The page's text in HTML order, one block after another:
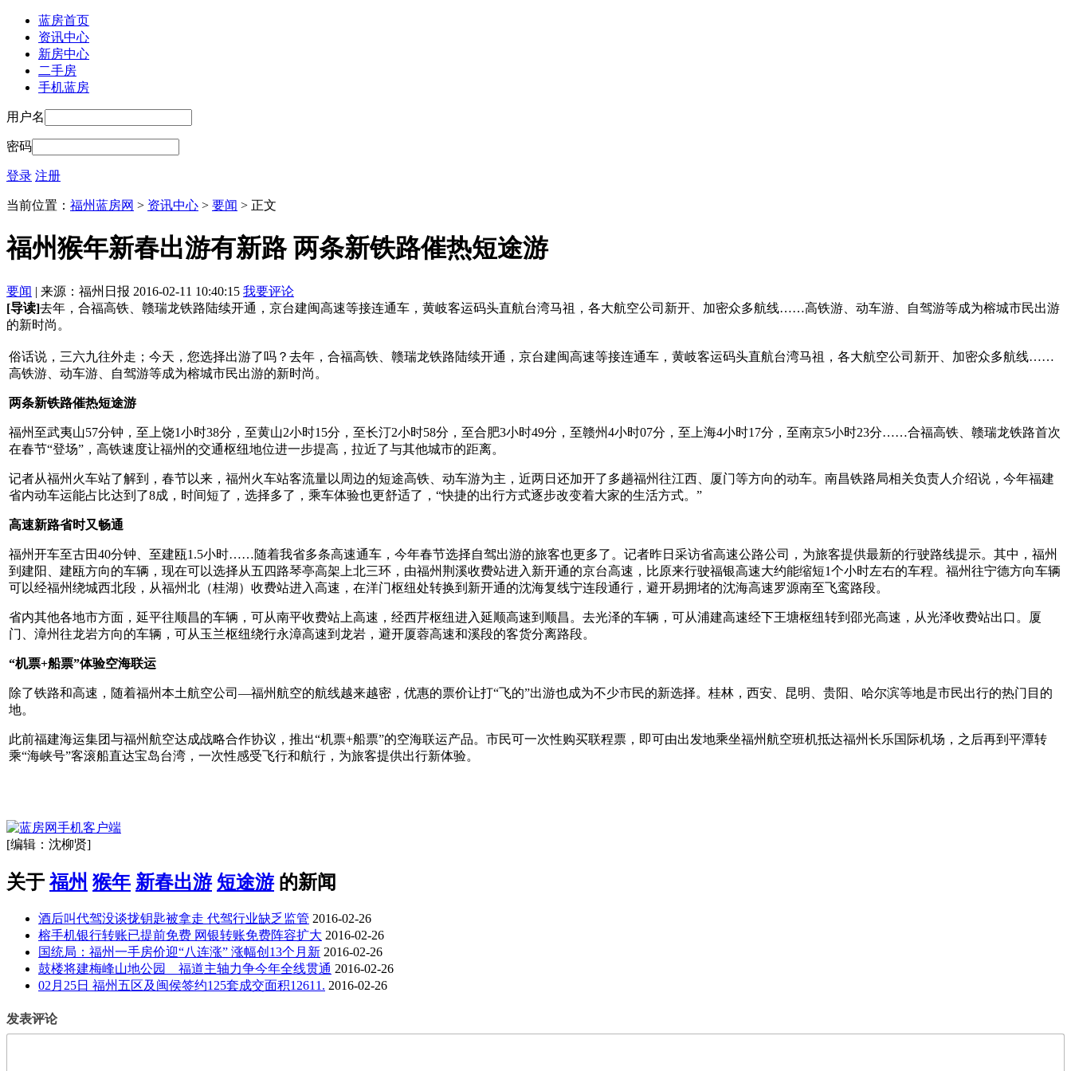
蓝房首页
资讯中心
新房中心
二手房
手机蓝房
用户名
密码
登录 注册
当前位置： 福州蓝房网 > 资讯中心 > 要闻 > 正文
福州猴年新春出游有新路 两条新铁路催热短途游
要闻 | 来源：福州日报 2016-02-11 10:40:15 我要评论
[导读]去年，合福高铁、赣瑞龙铁路陆续开通，京台建闽高速等接连通车，黄岐客运码头直航台湾马祖，各大航空公司新开、加密众多航线……高铁游、动车游、自驾游等成为榕城市民出游
的新时尚。
俗话说，三六九往外走；今天，您选择出游了吗？去年，合福高铁、赣瑞龙铁路陆续开通，京台建闽高速等接连通车，黄岐客运码头直航台湾马祖，各大航空公司新开、加密众多航线……
高铁游、动车游、自驾游等成为榕城市民出游的新时尚。
两条新铁路催热短途游
福州至武夷山57分钟，至上饶1小时38分，至黄山2小时15分，至长汀2小时58分，至合肥3小时49分，至赣州4小时07分，至上海4小时17分，至南京5小时23分……合福高铁、赣瑞龙铁路首次
在春节“登场”，高铁速度让福州的交通枢纽地位进一步提高，拉近了与其他城市的距离。
记者从福州火车站了解到，春节以来，福州火车站客流量以周边的短途高铁、动车游为主，近两日还加开了多趟福州往江西、厦门等方向的动车。南昌铁路局相关负责人介绍说，今年福建
省内动车运能占比达到了8成，时间短了，选择多了，乘车体验也更舒适了，“快捷的出行方式逐步改变着大家的生活方式。”
高速新路省时又畅通
福州开车至古田40分钟、至建瓯1.5小时……随着我省多条高速通车，今年春节选择自驾出游的旅客也更多了。记者昨日采访省高速公路公司，为旅客提供最新的行驶路线提示。其中，福州
到建阳、建瓯方向的车辆，现在可以选择从五四路琴亭高架上北三环，由福州荆溪收费站进入新开通的京台高速，比原来行驶福银高速大约能缩短1个小时左右的车程。福州往宁德方向车辆
可以经福州绕城西北段，从福州北（桂湖）收费站进入高速，在洋门枢纽处转换到新开通的沈海复线宁连段通行，避开易拥堵的沈海高速罗源南至飞鸾路段。
省内其他各地市方面，延平往顺昌的车辆，可从南平收费站上高速，经西芹枢纽进入延顺高速到顺昌。去光泽的车辆，可从浦建高速经下王塘枢纽转到邵光高速，从光泽收费站出口。厦
门、漳州往龙岩方向的车辆，可从玉兰枢纽绕行永漳高速到龙岩，避开厦蓉高速和溪段的客货分离路段。
“机票+船票”体验空海联运
除了铁路和高速，随着福州本土航空公司—福州航空的航线越来越密，优惠的票价让打“飞的”出游也成为不少市民的新选择。桂林，西安、昆明、贵阳、哈尔滨等地是市民出行的热门目的
地。
此前福建海运集团与福州航空达成战略合作协议，推出“机票+船票”的空海联运产品。市民可一次性购买联程票，即可由出发地乘坐福州航空班机抵达福州长乐国际机场，之后再到平潭转
乘“海峡号”客滚船直达宝岛台湾，一次性感受飞行和航行，为旅客提供出行新体验。
[编辑：沈柳贤]
关于 福州 猴年 新春出游 短途游 的新闻
酒后叫代驾没谈拢钥匙被拿走 代驾行业缺乏监管 2016-02-26
榕手机银行转账已提前免费 网银转账免费阵容扩大 2016-02-26
国统局：福州一手房价迎“八连涨” 涨幅创13个月新 2016-02-26
鼓楼将建梅峰山地公园 福道主轴力争今年全线贯通 2016-02-26
02月25日 福州五区及闽侯签约125套成交面积12611. 2016-02-26
发表评论